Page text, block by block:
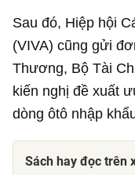
Sau đó, Hiệp hội
(VIVA) cũng gửi
Thương, Bộ Tài
kiến nghị đề xuất
dòng ôtô nhập
Sách hay đọc trên